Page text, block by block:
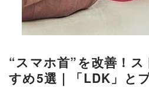
“スマホ首”を改善！
すめ5選｜「LDK」と